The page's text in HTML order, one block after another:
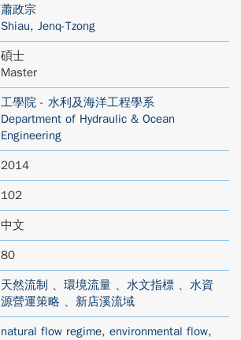
蕭政宗
Shiau, Jenq-Tzong
碩士
Master
工學院 - 水利及海洋工程學系
Department of Hydraulic & Ocean
Engineering
2014
102
中文
80
天然流制 、 環境流量 、 水文指標 、 水資
源營運策略 、 新店溪流域
natural flow regime, environmental flow,